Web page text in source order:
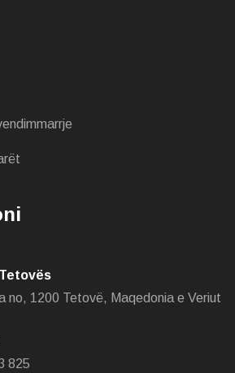
no, 1200 Tetovë, Maqedonia e Veriut
825